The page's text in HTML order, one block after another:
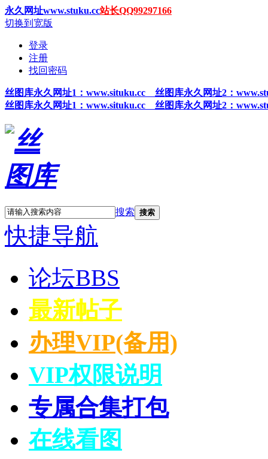
永久网址www.stuku.cc站长QQ99297166
切换到宽版
登录
注册
找回密码
丝图 库永久网址1 ：www.situku.cc 丝图库永久网址2：
丝图 库永久网址1 ：www.situku.cc 丝图库永久网址2：
搜索 搜索
快捷导航
论坛BBS
最新帖子
办理VIP(备用)
VIP权限说明
专属合集打包
在线看图